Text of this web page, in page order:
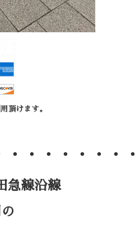
頂けます。
・・・・・・
急線沿線